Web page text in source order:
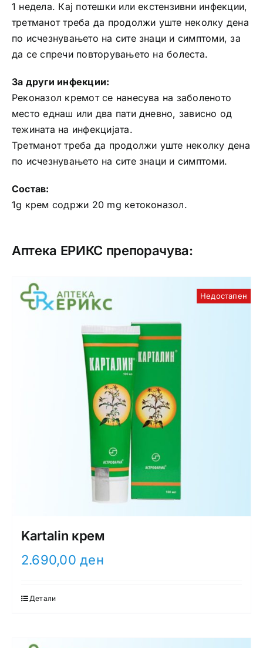
1 недела. Кај потешки или екстензивни инфекции,
третманот треба да продолжи уште неколку дена
по исчезнувањето на сите знаци и симптоми, за
да се спречи повторувањето на болеста.
За други инфекции:
Реконазол кремот се нанесува на заболеното
место еднаш или два пати дневно, зависно од
тежината на инфекцијата.
Третманот треба да продолжи уште неколку дена
по исчезнувањето на сите знаци и симптоми.
Состав:
1g крем содржи 20 mg кетоконазол.
Аптека ЕРИКС препорачува:
Недостапен
Kartalin крем
2.690,00ден
Детали